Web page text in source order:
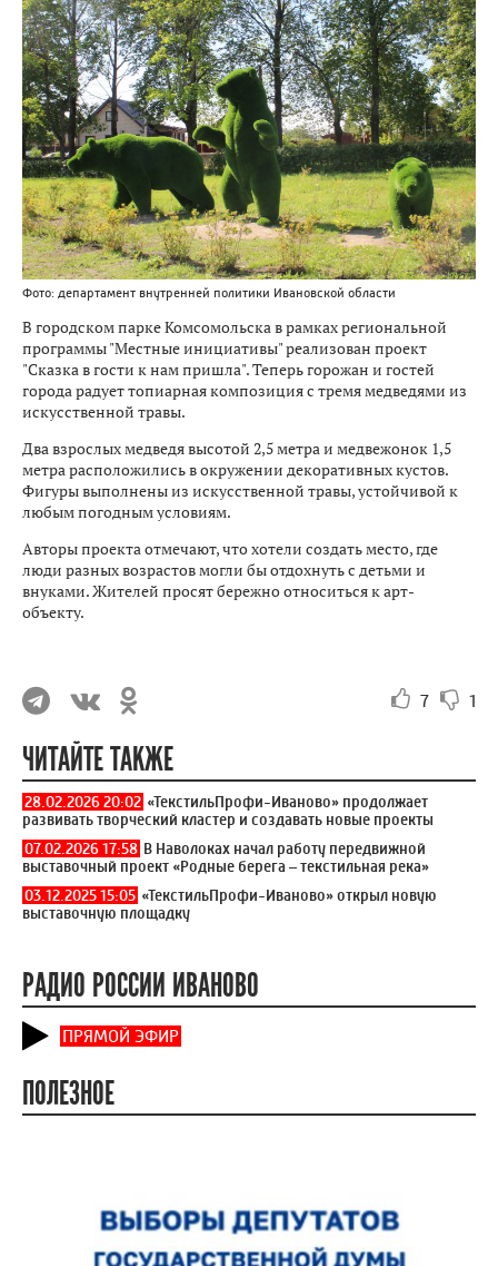
Фото: департамент внутренней политики Ивановской области
В городском парке Комсомольска в рамках региональной
программы "Местные инициативы" реализован проект
"Сказка в гости к нам пришла". Теперь горожан и гостей
города радует топиарная композиция с тремя медведями из
искусственной травы.
Два взрослых медведя высотой 2,5 метра и медвежонок 1,5
метра расположились в окружении декоративных кустов.
Фигуры выполнены из искусственной травы, устойчивой к
любым погодным условиям.
Авторы проекта отмечают, что хотели создать место, где
люди разных возрастов могли бы отдохнуть с детьми и
внуками. Жителей просят бережно относиться к арт-
объекту.
7 1
ЧИТАЙТЕ ТАКЖЕ
28.02.2026 20:02 «ТекстильПрофи-Иваново» продолжает
развивать творческий кластер и создавать новые проекты
07.02.2026 17:58 В Наволоках начал работу передвижной
выставочный проект «Родные берега – текстильная река»
03.12.2025 15:05 «ТекстильПрофи-Иваново» открыл новую
выставочную площадку
РАДИО РОССИИ ИВАНОВО
ПРЯМОЙ ЭФИР
ПОЛЕЗНОЕ